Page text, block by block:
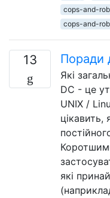
cops-and-
cops-and-
13 Поради
Які
DC - це
UNIX /
цікавить,
які